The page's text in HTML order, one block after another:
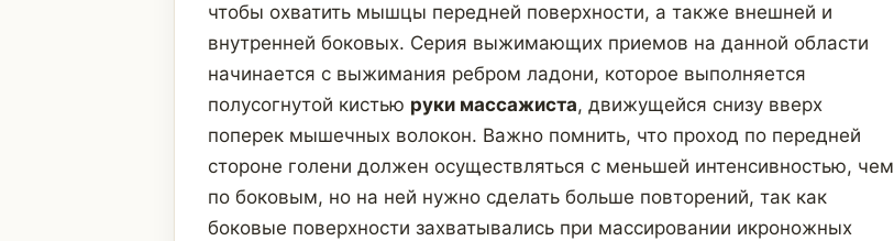
чтобы охватить мышцы передней поверхности, а также внешней и
внутренней боковых. Серия выжимающих приемов на данной области
начинается с выжимания ребром ладони, которое выполняется
полусогнутой кистью руки массажиста, движущейся снизу вверх
поперек мышечных волокон. Важно помнить, что проход по передней
стороне голени должен осуществляться с меньшей интенсивностью, чем
по боковым, но на ней нужно сделать больше повторений, так как
боковые поверхности захватывались при массировании икроножных